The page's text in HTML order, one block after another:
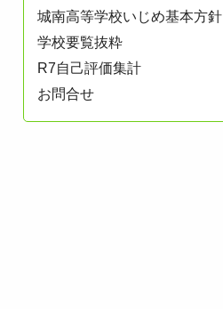
城南高等学校いじめ基本方針
学校要覧抜粋
R7自己評価集計
お問合せ